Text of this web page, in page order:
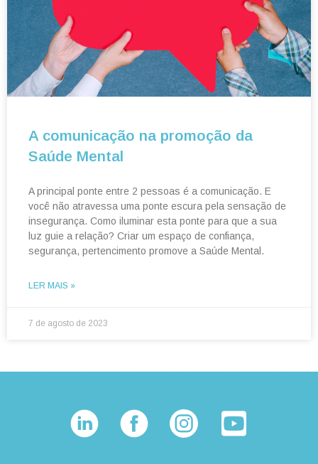
A comunicação na promoção da
Saúde Mental
A principal ponte entre 2 pessoas é a comunicação. E
você não atravessa uma ponte escura pela sensação de
insegurança. Como iluminar esta ponte para que a sua
luz guie a relação? Criar um espaço de confiança,
segurança, pertencimento promove a Saúde Mental.
LER MAIS »
7 de agosto de 2023